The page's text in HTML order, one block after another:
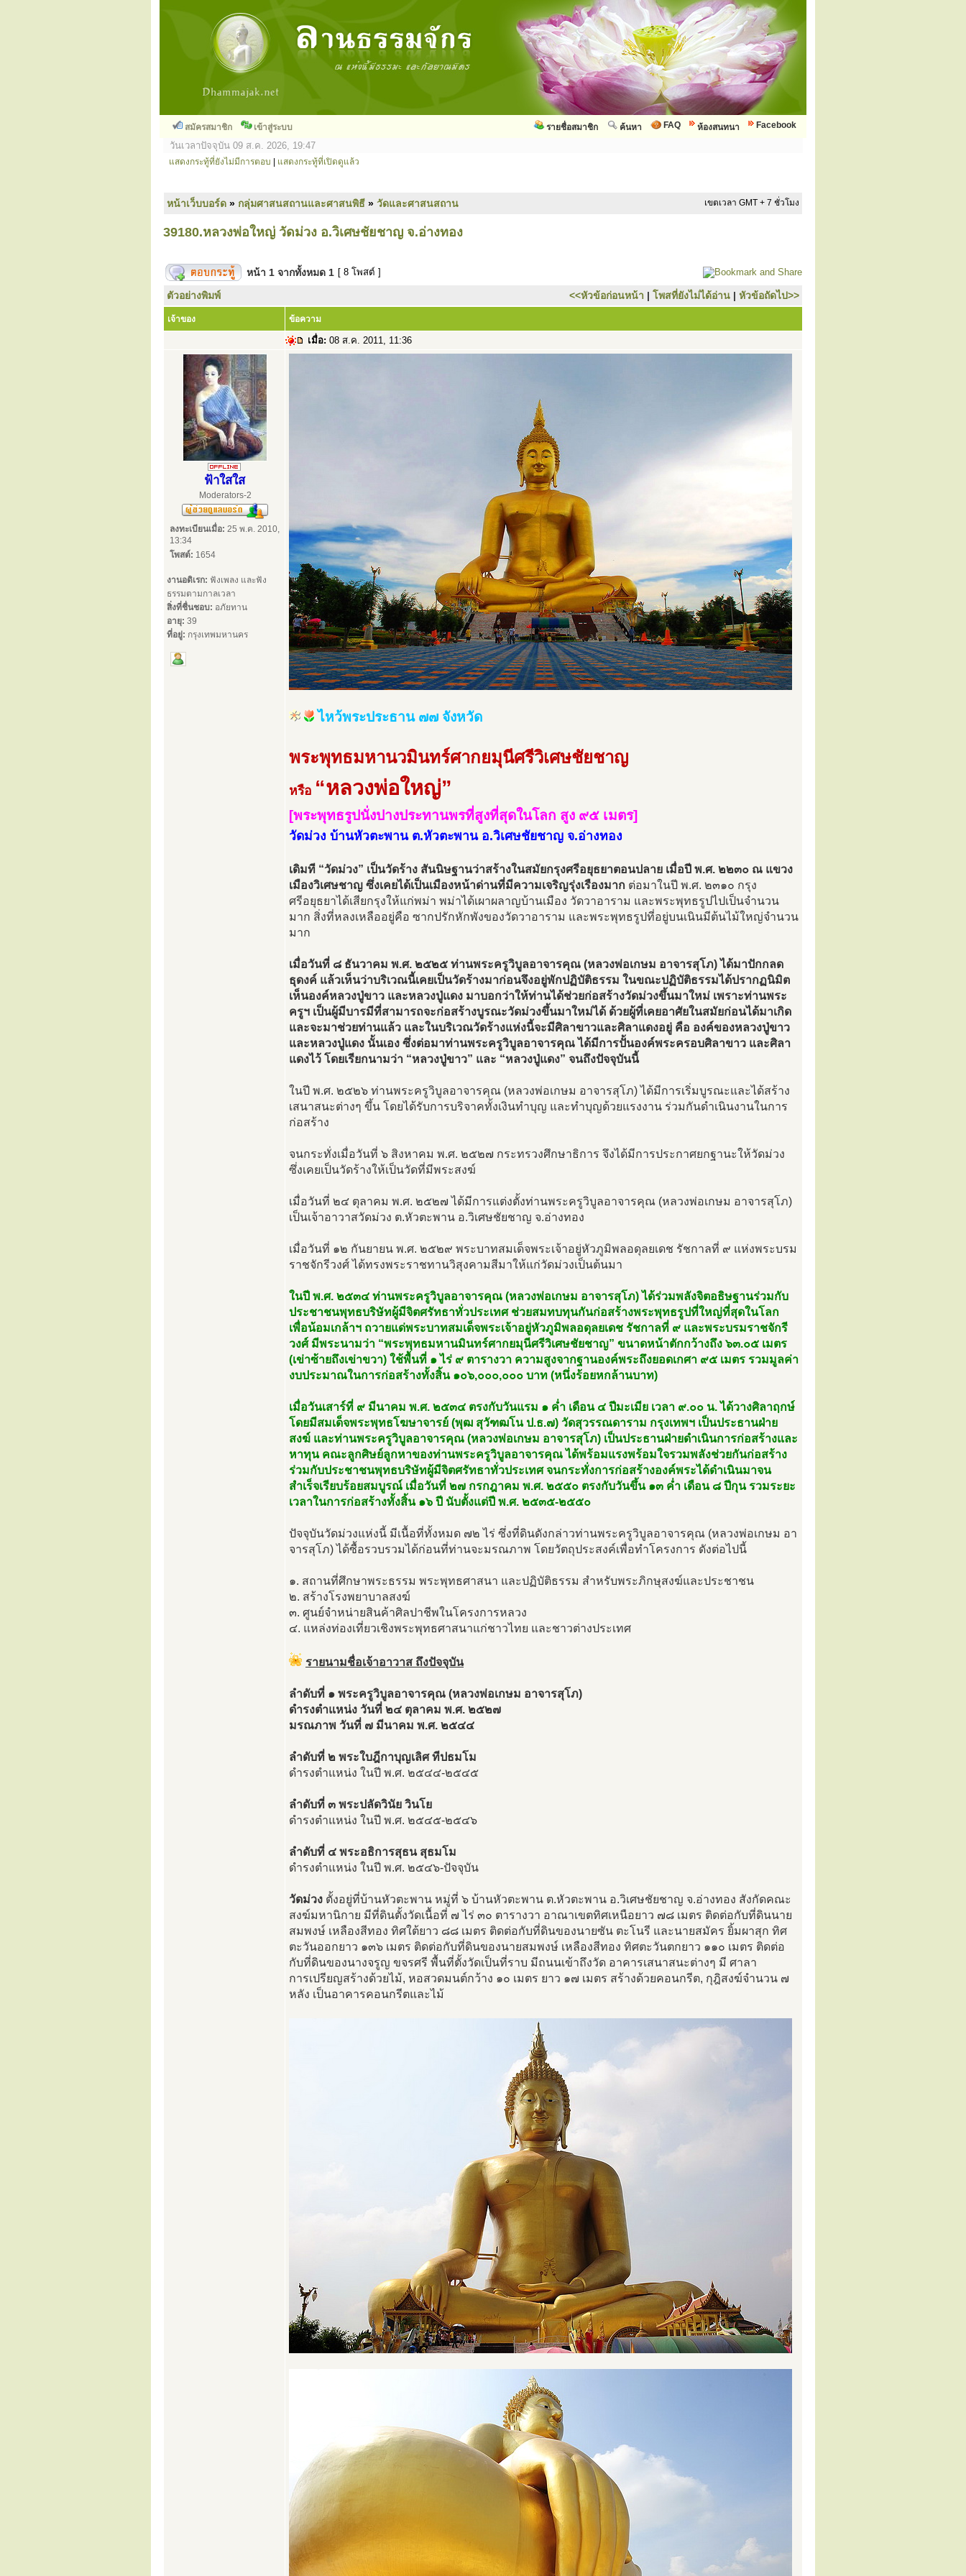
สมัครสมาชิก เข้าสู่ระบบ Facebook
ห้องสนทนา
FAQ
ค้นหา
รายชื่อสมาชิก
วันเวลาปัจจุบัน 09 ส.ค. 2026, 19:47
แสดงกระทู้ที่ยังไม่มีการตอบ แสดงกระทู้ที่เปิดดูแล้ว
หน้าเว็บบอร์ด » กลุ่มศาสนสถานและศาสนพิธี » วัดและศาสนสถาน เขตเวลา GMT + 7 ชั่วโมง
39180.หลวงพ่อใหญ่ วัดม่วง อ.วิเศษชัยชาญ จ.อ่างทอง
หน้า 1 จากทั้งหมด 1 [ 8 โพสต์ ]
ตัวอย่างพิมพ์ <<หัวข้อก่อนหน้า | โพสที่ยังไม่ได้อ่าน | หัวข้อถัดไป>>
เจ้าของ ข้อความ
เมื่อ: 08 ส.ค. 2011, 11:36
ฟ้าใสใส
Moderators-2
ลงทะเบียนเมื่อ: 25 พ.ค. 2010,
13:34
โพสต์: 1654
งานอดิเรก: ฟังเพลง และฟัง
ธรรมตามกาลเวลา
สิ่งที่ชื่นชอบ: อภัยทาน
อายุ: 39
ที่อยู่: กรุงเทพมหานคร
ไหว้พระประธาน ๗๗ จังหวัด
พระพุทธมหานวมินทร์ศากยมุนีศรีวิเศษชัยชาญ
หรือ “หลวงพ่อใหญ่”
[พระพุทธรูปนั่งปางประทานพรที่สูงที่สุดในโลก สูง ๙๕ เมตร]
วัดม่วง บ้านหัวตะพาน ต.หัวตะพาน อ.วิเศษชัยชาญ จ.อ่างทอง
เดิมที “วัดม่วง” เป็นวัดร้าง สันนิษฐานว่าสร้างในสมัยกรุงศรีอยุธยาตอนปลาย เมื่อปี พ.ศ. ๒๒๓๐ ณ แขวง
เมืองวิเศษชาญ ซึ่งเคยได้เป็นเมืองหน้าด่านที่มีความเจริญรุ่งเรืองมาก ต่อมาในปี พ.ศ. ๒๓๑๐ กรุง
ศรีอยุธยาได้เสียกรุงให้แก่พม่า พม่าได้เผาผลาญบ้านเมือง วัดวาอาราม และพระพุทธรูปไปเป็นจำนวน
มาก สิ่งที่หลงเหลืออยู่คือ ซากปรักหักพังของวัดวาอาราม และพระพุทธรูปที่อยู่บนเนินมีต้นไม้ใหญ่จำนวน
มาก
เมื่อวันที่ ๘ ธันวาคม พ.ศ. ๒๕๒๕ ท่านพระครูวิบูลอาจารคุณ (หลวงพ่อเกษม อาจารสุโภ) ได้มาปักกลด
ธุดงค์ แล้วเห็นว่าบริเวณนี้เคยเป็นวัดร้างมาก่อนจึงอยู่พักปฏิบัติธรรม ในขณะปฏิบัติธรรมได้ปรากฏนิมิต
เห็นองค์หลวงปู่ขาว และหลวงปู่แดง มาบอกว่าให้ท่านได้ช่วยก่อสร้างวัดม่วงขึ้นมาใหม่ เพราะท่านพระ
ครูฯ เป็นผู้มีบารมีที่สามารถจะก่อสร้างบูรณะวัดม่วงขึ้นมาใหม่ได้ ด้วยผู้ที่เคยอาศัยในสมัยก่อนได้มาเกิด
และจะมาช่วยท่านแล้ว และในบริเวณวัดร้างแห่งนี้จะมีศิลาขาวและศิลาแดงอยู่ คือ องค์ของหลวงปู่ขาว
และหลวงปู่แดง นั้นเอง ซึ่งต่อมาท่านพระครูวิบูลอาจารคุณ ได้มีการปั้นองค์พระครอบศิลาขาว และศิลา
แดงไว้ โดยเรียกนามว่า “หลวงปู่ขาว” และ “หลวงปู่แดง” จนถึงปัจจุบันนี้
ในปี พ.ศ. ๒๕๒๖ ท่านพระครูวิบูลอาจารคุณ (หลวงพ่อเกษม อาจารสุโภ) ได้มีการเริ่มบูรณะและได้สร้าง
เสนาสนะต่างๆ ขึ้น โดยได้รับการบริจาคทั้งเงินทำบุญ และทำบุญด้วยแรงงาน ร่วมกันดำเนินงานในการ
ก่อสร้าง
จนกระทั่งเมื่อวันที่ ๖ สิงหาคม พ.ศ. ๒๕๒๗ กระทรวงศึกษาธิการ จึงได้มีการประกาศยกฐานะให้วัดม่วง
ซึ่งเคยเป็นวัดร้างให้เป็นวัดที่มีพระสงฆ์
เมื่อวันที่ ๒๔ ตุลาคม พ.ศ. ๒๕๒๗ ได้มีการแต่งตั้งท่านพระครูวิบูลอาจารคุณ (หลวงพ่อเกษม อาจารสุโภ)
เป็นเจ้าอาวาสวัดม่วง ต.หัวตะพาน อ.วิเศษชัยชาญ จ.อ่างทอง
เมื่อวันที่ ๑๒ กันยายน พ.ศ. ๒๕๒๙ พระบาทสมเด็จพระเจ้าอยู่หัวภูมิพลอดุลยเดช รัชกาลที่ ๙ แห่งพระบรม
ราชจักรีวงศ์ ได้ทรงพระราชทานวิสุงคามสีมาให้แก่วัดม่วงเป็นต้นมา
ในปี พ.ศ. ๒๕๓๔ ท่านพระครูวิบูลอาจารคุณ (หลวงพ่อเกษม อาจารสุโภ) ได้ร่วมพลังจิตอธิษฐานร่วมกับ
ประชาชนพุทธบริษัทผู้มีจิตศรัทธาทั่วประเทศ ช่วยสมทบทุนกันก่อสร้างพระพุทธรูปที่ใหญ่ที่สุดในโลก
เพื่อน้อมเกล้าฯ ถวายแด่พระบาทสมเด็จพระเจ้าอยู่หัวภูมิพลอดุลยเดช รัชกาลที่ ๙ และพระบรมราชจักรี
วงศ์ มีพระนามว่า “พระพุทธมหานมินทร์ศากยมุนีศรีวิเศษชัยชาญ” ขนาดหน้าตักกว้างถึง ๖๓.๐๕ เมตร
(เข่าซ้ายถึงเข่าขวา) ใช้พื้นที่ ๑ ไร่ ๙ ตารางวา ความสูงจากฐานองค์พระถึงยอดเกศา ๙๕ เมตร รวมมูลค่า
งบประมาณในการก่อสร้างทั้งสิ้น ๑๐๖,๐๐๐,๐๐๐ บาท (หนึ่งร้อยหกล้านบาท)
เมื่อวันเสาร์ที่ ๙ มีนาคม พ.ศ. ๒๕๓๔ ตรงกับวันแรม ๑ ค่ำ เดือน ๔ ปีมะเมีย เวลา ๙.๐๐ น. ได้วางศิลาฤกษ์
โดยมีสมเด็จพระพุทธโฆษาจารย์ (พุฒ สุวัฑฒโน ป.ธ.๗) วัดสุวรรณดาราม กรุงเทพฯ เป็นประธานฝ่าย
สงฆ์ และท่านพระครูวิบูลอาจารคุณ (หลวงพ่อเกษม อาจารสุโภ) เป็นประธานฝ่ายดำเนินการก่อสร้างและ
หาทุน คณะลูกศิษย์ลูกหาของท่านพระครูวิบูลอาจารคุณ ได้พร้อมแรงพร้อมใจรวมพลังช่วยกันก่อสร้าง
ร่วมกับประชาชนพุทธบริษัทผู้มีจิตศรัทธาทั่วประเทศ จนกระทั่งการก่อสร้างองค์พระได้ดำเนินมาจน
สำเร็จเรียบร้อยสมบูรณ์ เมื่อวันที่ ๒๗ กรกฎาคม พ.ศ. ๒๕๕๐ ตรงกับวันขึ้น ๑๓ ค่ำ เดือน ๘ ปีกุน รวมระยะ
เวลาในการก่อสร้างทั้งสิ้น ๑๖ ปี นับตั้งแต่ปี พ.ศ. ๒๕๓๕-๒๕๕๐
ปัจจุบันวัดม่วงแห่งนี้ มีเนื้อที่ทั้งหมด ๗๒ ไร่ ซึ่งที่ดินดังกล่าวท่านพระครูวิบูลอาจารคุณ (หลวงพ่อเกษม อา
จารสุโภ) ได้ซื้อรวบรวมได้ก่อนที่ท่านจะมรณภาพ โดยวัตถุประสงค์เพื่อทำโครงการ ดังต่อไปนี้
๑. สถานที่ศึกษาพระธรรม พระพุทธศาสนา และปฏิบัติธรรม สำหรับพระภิกษุสงฆ์และประชาชน
๒. สร้างโรงพยาบาลสงฆ์
๓. ศูนย์จำหน่ายสินค้าศิลปาชีพในโครงการหลวง
๔. แหล่งท่องเที่ยวเชิงพระพุทธศาสนาแก่ชาวไทย และชาวต่างประเทศ
รายนามชื่อเจ้าอาวาส ถึงปัจจุบัน
ลำดับที่ ๑ พระครูวิบูลอาจารคุณ (หลวงพ่อเกษม อาจารสุโภ)
ดำรงตำแหน่ง วันที่ ๒๔ ตุลาคม พ.ศ. ๒๕๒๗
มรณภาพ วันที่ ๗ มีนาคม พ.ศ. ๒๕๔๔
ลำดับที่ ๒ พระใบฎีกาบุญเลิศ ทีปธมโม
ดำรงตำแหน่ง ในปี พ.ศ. ๒๕๔๔-๒๕๔๕
ลำดับที่ ๓ พระปลัดวินัย วินโย
ดำรงตำแหน่ง ในปี พ.ศ. ๒๕๔๕-๒๕๔๖
ลำดับที่ ๔ พระอธิการสุธน สุธมโม
ดำรงตำแหน่ง ในปี พ.ศ. ๒๕๔๖-ปัจจุบัน
วัดม่วง ตั้งอยู่ที่บ้านหัวตะพาน หมู่ที่ ๖ บ้านหัวตะพาน ต.หัวตะพาน อ.วิเศษชัยชาญ จ.อ่างทอง สังกัดคณะ
สงฆ์มหานิกาย มีที่ดินตั้งวัดเนื้อที่ ๗ ไร่ ๓๐ ตารางวา อาณาเขตทิศเหนือยาว ๗๘ เมตร ติดต่อกับที่ดินนาย
สมพงษ์ เหลืองสีทอง ทิศใต้ยาว ๘๘ เมตร ติดต่อกับที่ดินของนายซัน ตะโนรี และนายสมัคร ยิ้มผาสุก ทิศ
ตะวันออกยาว ๑๓๖ เมตร ติดต่อกับที่ดินของนายสมพงษ์ เหลืองสีทอง ทิศตะวันตกยาว ๑๑๐ เมตร ติดต่อ
กับที่ดินของนางจรูญ ขจรศรี พื้นที่ตั้งวัดเป็นที่ราบ มีถนนเข้าถึงวัด อาคารเสนาสนะต่างๆ มี ศาลา
การเปรียญสร้างด้วยไม้, หอสวดมนต์กว้าง ๑๐ เมตร ยาว ๑๗ เมตร สร้างด้วยคอนกรีต, กุฎิสงฆ์จำนวน ๗
หลัง เป็นอาคารคอนกรีตและไม้